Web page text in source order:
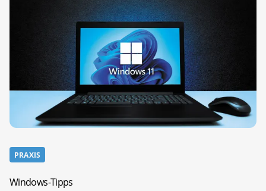
PRAXIS
Windows-Tipps